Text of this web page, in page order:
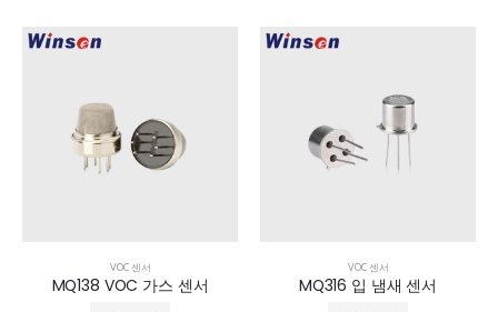
VOC 센서
MQ138 VOC 가스 센서
VOC 센서
MQ316 입 냄새 센서